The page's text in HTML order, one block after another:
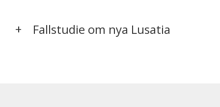
Fallstudie om nya Lusatia